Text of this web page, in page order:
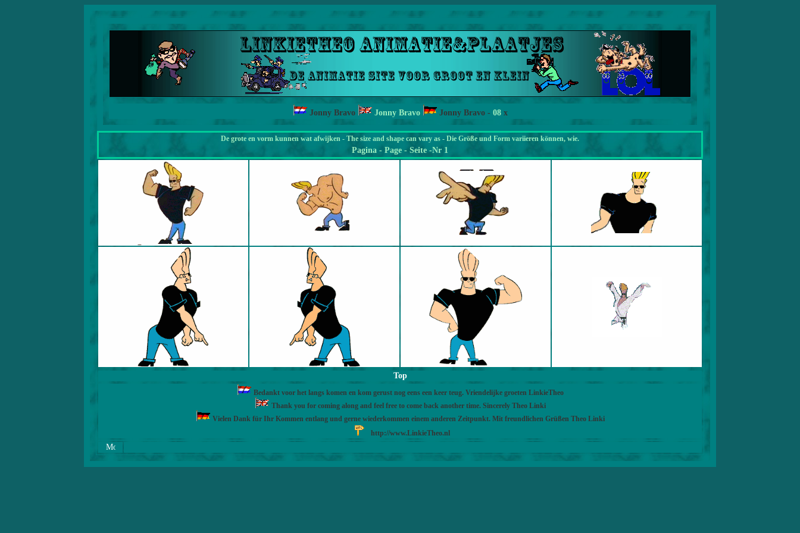
Jonny Bravo Jonny Bravo Jonny Bravo - 08 x
De grote en vorm kunnen wat afwijken - The size and shape can vary as - Die Größe und Form variieren können, wie.
Pagina - Page - Seite -Nr 1
Top
Bedankt voor het langs komen en kom gerust nog eens een keer teug. Vriendelijke groeten LinkieTheo
Thank you for coming along and feel free to come back another time. Sincerely Theo Linki
Vielen Dank für Ihr Kommen entlang und gerne wiederkommen einem anderen Zeitpunkt. Mit freundlichen Grüßen Theo Linki
http://www.LinkieTheo.nl